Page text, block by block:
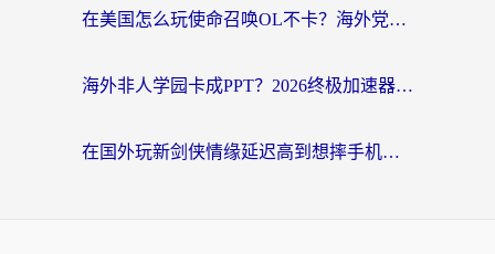
在美国怎么玩使命召唤OL不卡？海外党亲测有效的国服游戏加速器指南
海外非人学园卡成PPT？2026终极加速器指南：从暗区突围到王国纪元，一篇搞定
在国外玩新剑侠情缘延迟高到想摔手机？海外玩家亲测有效的加速器选择指南